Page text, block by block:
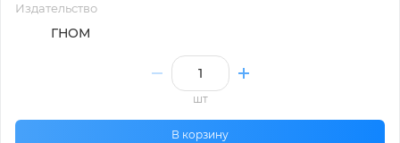
Издательство
ГНОМ
шт
В корзину